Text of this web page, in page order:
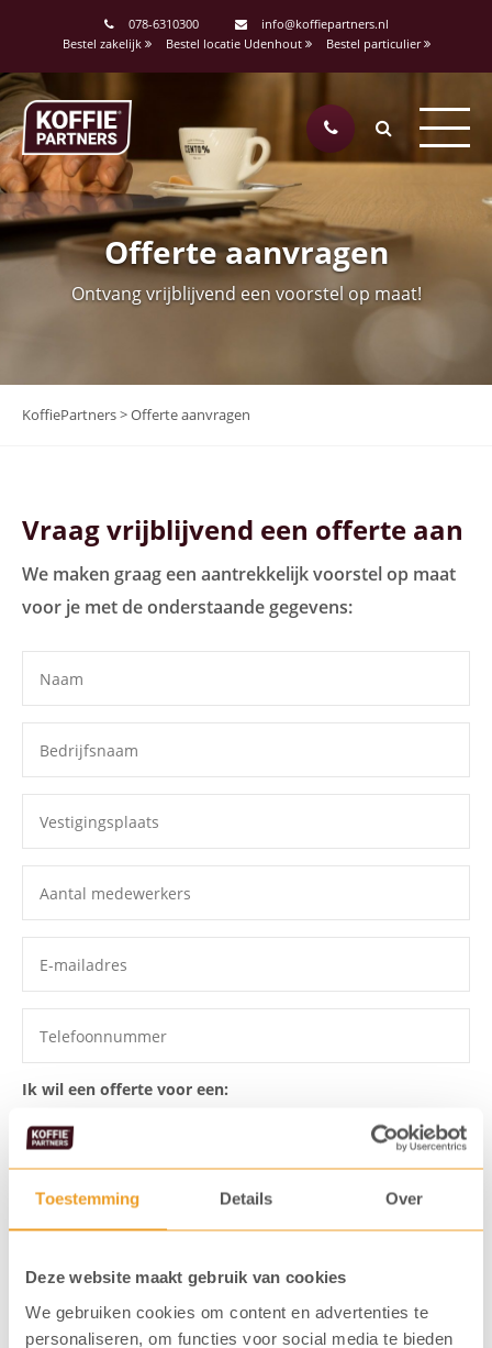
Toestemming Details Over
Deze website maakt gebruik van cookies
We gebruiken cookies om content en advertenties te
personaliseren, om functies voor social media te bieden
078-6310300
info@koffiepartners.nl
Bestel zakelijk
Bestel locatie Udenhout Bestel particulier
Offerte aanvragen
Ontvang vrijblijvend een voorstel op maat!
KoffiePartners>Offerte aanvragen
Vraag vrijblijvend een offerte aan
We maken graag een aantrekkelijk voorstel op maat
voor je met de onderstaande gegevens:
Ik wil een offerte voor een:
Ik ga akkoord dat mijn gegevensopgeslagen worden
Ik meld me aan voor de KoffiePartners nieuwsbrief
Verstuur formulier